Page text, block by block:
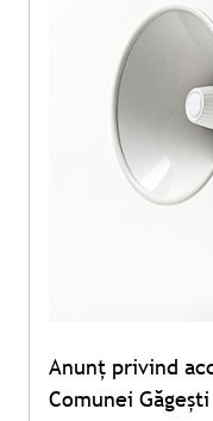
Anunț privind
Comunei Găgești